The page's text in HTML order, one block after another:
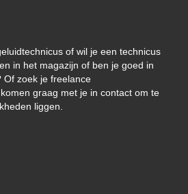
of wil je een technicus
in het magazijn of ben je goed in
Of zoek je freelance
graag met je in contact om te
liggen.